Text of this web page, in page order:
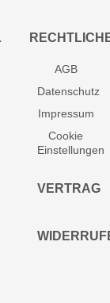
AGB
Datenschutz
Impressum
Cookie
Einstellungen
VERTRAG